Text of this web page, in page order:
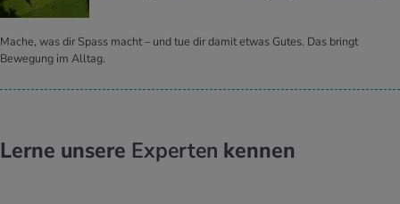
Mache, was dir Spass macht – und tue dir damit etwas Gutes. Das bringt
Bewegung im Alltag.
Lerne unsere Experten kennen